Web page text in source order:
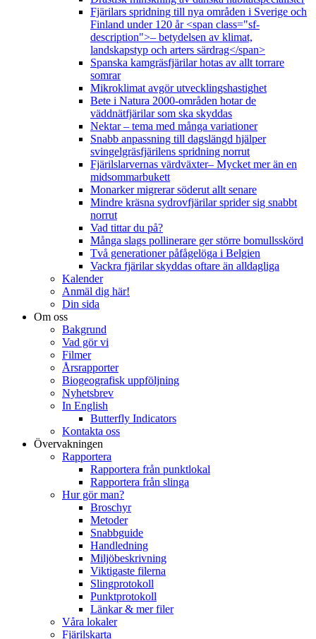
Fjärilars spridning till nya områden i Sverige och
Finland under 120 år <span class="sf-
description">– betydelsen av klimat,
landskapstyp och arters särdrag</span>
Spanska kamgräsfjärilar hotas av allt torrare
somrar
Mikroklimat avgör utvecklingshastighet
Bete i Natura 2000-områden hotar de
väddnätfjärilar som ska skyddas
Nektar – tema med många variationer
Snabb anpassning till dagslängd hjälper
svingelgräsfjärilens spridning norrut
Fjärilslarvernas värdväxter– Mycket mer än en
midsommarbukett
Monarker migrerar söderut allt senare
Mindre kräsna sydrovfjärilar sprider sig snabbt
norrut
Vad tittar du på?
Många slags pollinerare ger större bomullsskörd
Två generationer påfågelöga i Belgien
Vackra fjärilar skyddas oftare än alldagliga
Kalender
Anmäl dig här!
Din sida
Om oss
Bakgrund
Vad gör vi
Filmer
Årsrapporter
Biogeografisk uppföljning
Nyhetsbrev
In English
Butterfly Indicators
Kontakta oss
Övervakningen
Rapportera
Rapportera från punktlokal
Rapportera från slinga
Hur gör man?
Broschyr
Metoder
Snabbguide
Handledning
Miljöbeskrivning
Viktigaste filerna
Slingprotokoll
Punktprotokoll
Länkar & mer filer
Våra lokaler
Fjärilskarta